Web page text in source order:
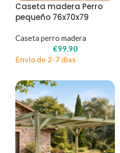
Caseta madera Perro
pequeño 76x70x79
Caseta perro madera
€99.90
Envio de 2-7 dias